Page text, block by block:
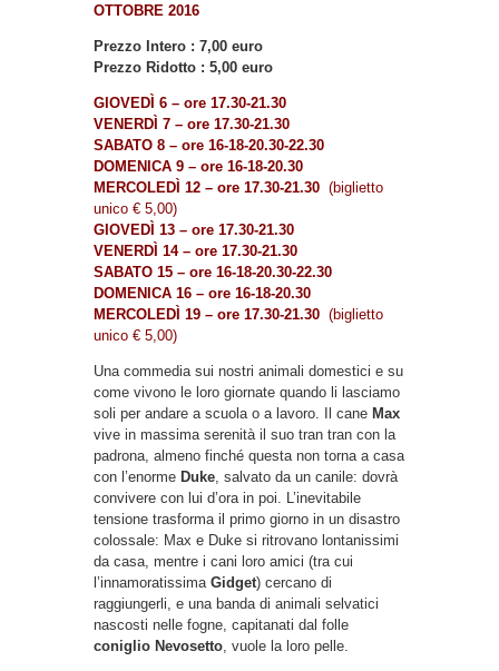
OTTOBRE 2016
Prezzo Intero : 7,00 euro
Prezzo Ridotto : 5,00 euro
GIOVEDÌ 6 – ore 17.30-21.30
VENERDÌ 7 – ore 17.30-21.30
SABATO 8 – ore 16-18-20.30-22.30
DOMENICA 9 – ore 16-18-20.30
MERCOLEDÌ 12 – ore 17.30-21.30 (biglietto
unico € 5,00)
GIOVEDÌ 13 – ore 17.30-21.30
VENERDÌ 14 – ore 17.30-21.30
SABATO 15 – ore 16-18-20.30-22.30
DOMENICA 16 – ore 16-18-20.30
MERCOLEDÌ 19 – ore 17.30-21.30 (biglietto
unico € 5,00)
Una commedia sui nostri animali domestici e su
come vivono le loro giornate quando li lasciamo
soli per andare a scuola o a lavoro. Il cane Max
vive in massima serenità il suo tran tran con la
padrona, almeno finché questa non torna a casa
con l’enorme Duke , salvato da un canile: dovrà
convivere con lui d’ora in poi. L’inevitabile
tensione trasforma il primo giorno in un disastro
colossale: Max e Duke si ritrovano lontanissimi
da casa, mentre i cani loro amici (tra cui
l’innamoratissima Gidget) cercano di
raggiungerli, e una banda di animali selvatici
nascosti nelle fogne, capitanati dal folle
coniglio Nevosetto , vuole la loro pelle.